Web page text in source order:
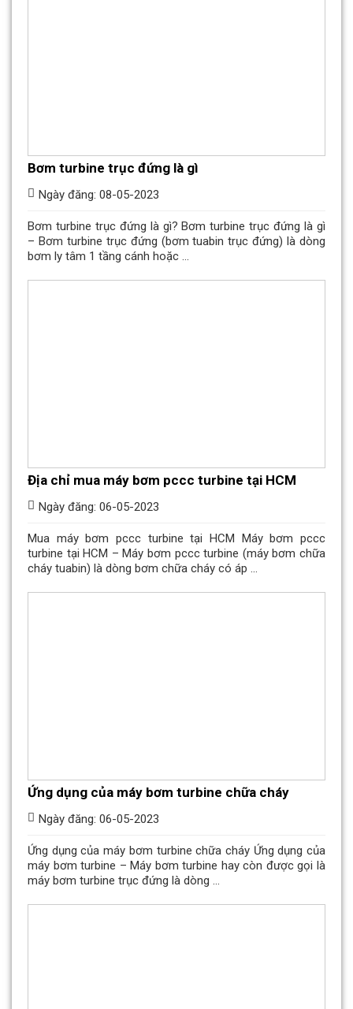
Bơm turbine trục đứng là gì
Ngày đăng: 08-05-2023
Bơm turbine trục đứng là gì? Bơm turbine trục đứng là gì
– Bơm turbine trục đứng (bơm tuabin trục đứng) là dòng
bơm ly tâm 1 tầng cánh hoặc ...
Địa chỉ mua máy bơm pccc turbine tại HCM
Ngày đăng: 06-05-2023
Mua máy bơm pccc turbine tại HCM Máy bơm pccc
turbine tại HCM – Máy bơm pccc turbine (máy bơm chữa
cháy tuabin) là dòng bơm chữa cháy có áp ...
Ứng dụng của máy bơm turbine chữa cháy
Ngày đăng: 06-05-2023
Ứng dụng của máy bơm turbine chữa cháy Ứng dụng của
máy bơm turbine – Máy bơm turbine hay còn được gọi là
máy bơm turbine trục đứng là dòng ...